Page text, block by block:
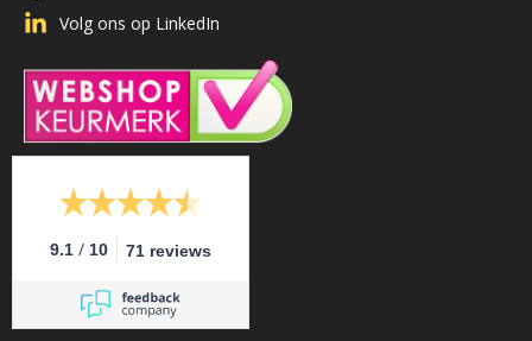
Volg ons op LinkedIn
9.1 / 10 71 reviews